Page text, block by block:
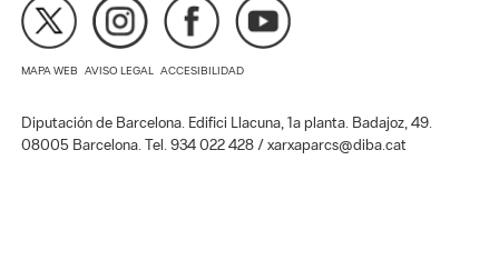
MAPA WEB AVISO LEGAL ACCESIBILIDAD
Diputación de Barcelona. Edifici Llacuna, 1a planta. Badajoz, 49.
08005 Barcelona. Tel. 934 022 428 / xarxaparcs@diba.cat